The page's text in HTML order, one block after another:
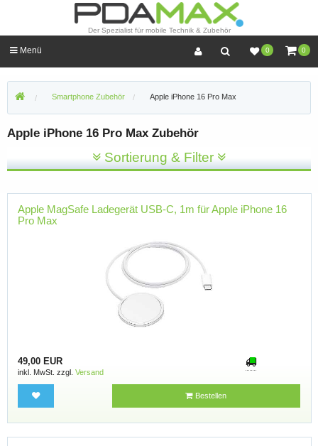
Der Spezialist für mobile Technik & Zubehör
0 0
Menü
Smartphone Zubehör Apple iPhone 16 Pro Max
Apple iPhone 16 Pro Max Zubehör
Sortierung & Filter
Apple MagSafe Ladegerät USB-C, 1m für Apple iPhone 16
Pro Max
49,00 EUR
inkl. MwSt. zzgl. Versand
Bestellen